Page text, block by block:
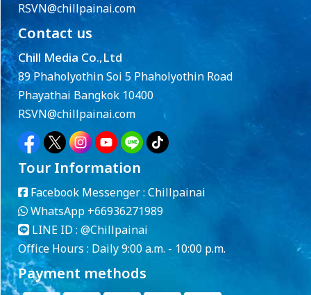
RSVN@chillpainai.com
Contact us
Chill Media Co.,Ltd
89 Phaholyothin Soi 5 Phaholyothin Road
Phayathai Bangkok 10400
RSVN@chillpainai.com
Tour Information
Facebook Messenger : Chillpainai
WhatsApp +66936271989
LINE ID : @Chillpainai
Office Hours : Daily 9:00 a.m. - 10:00 p.m.
Payment methods